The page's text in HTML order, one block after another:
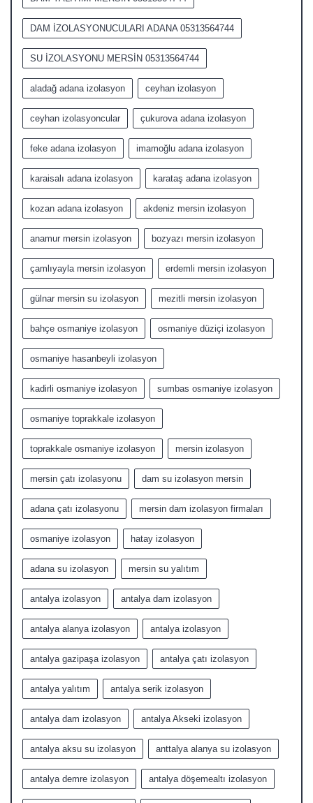
DAM İZOLASYONUCULARI ADANA 05313564744
SU İZOLASYONU MERSİN 05313564744
aladağ adana izolasyon ceyhan izolasyon
ceyhan izolasyoncular çukurova adana izolasyon
feke adana izolasyon imamoğlu adana izolasyon
karaisalı adana izolasyon karataş adana izolasyon
kozan adana izolasyon akdeniz mersin izolasyon
anamur mersin izolasyon bozyazı mersin izolasyon
çamlıyayla mersin izolasyon erdemli mersin izolasyon
gülnar mersin su izolasyon mezitli mersin izolasyon
bahçe osmaniye izolasyon osmaniye düziçi izolasyon
osmaniye hasanbeyli izolasyon
kadirli osmaniye izolasyon sumbas osmaniye izolasyon
osmaniye toprakkale izolasyon
toprakkale osmaniye izolasyon mersin izolasyon
mersin çatı izolasyonu dam su izolasyon mersin
adana çatı izolasyonu mersin dam izolasyon firmaları
osmaniye izolasyon hatay izolasyon
adana su izolasyon mersin su yalıtım
antalya izolasyon antalya dam izolasyon
antalya alanya izolasyon antalya izolasyon
antalya gazipaşa izolasyon antalya çatı izolasyon
antalya yalıtım antalya serik izolasyon
antalya dam izolasyon antalya Akseki izolasyon
antalya aksu su izolasyon anttalya alanya su izolasyon
antalya demre izolasyon antalya döşemealtı izolasyon